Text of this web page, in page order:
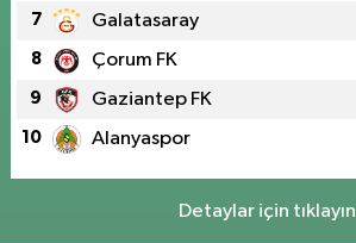
7 Galatasaray
8 Çorum FK
9 Gaziantep FK
10 Alanyaspor
Detaylar için tıklayın